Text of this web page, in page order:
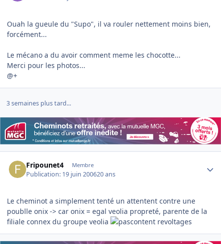
Ouah la gueule du "Supo", il va rouler nettement moins bien,
forcément...
Le mécano a du avoir comment meme les chocotte...
Merci pour les photos...
@+
3 semaines plus tard...
Fripounet4 Membre
Publication: 19 juin 200620 ans
Le cheminot a simplement tenté un attentent contre une
poublle onix -> car onix = egal veolia propreté, parente de la
filiale connex du groupe veolia
revoltages